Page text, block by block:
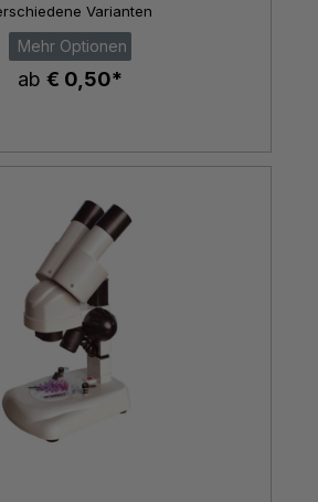
Varianten
Mehr Optionen
ab € 0,50*